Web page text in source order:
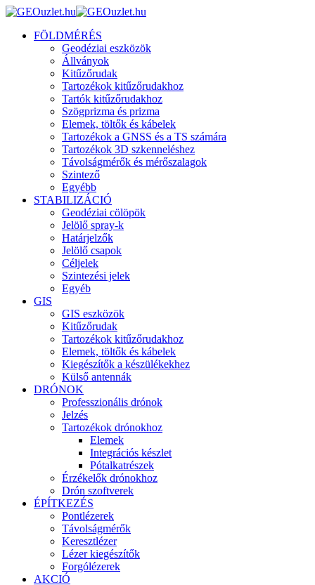
FÖLDMÉRÉS
Geodéziai eszközök
Állványok
Kitűzőrudak
Tartozékok kitűzőrudakhoz
Tartók kitűzőrudakhoz
Szögprizma és prizma
Elemek, töltők és kábelek
Tartozékok a GNSS és a TS számára
Tartozékok 3D szkenneléshez
Távolságmérők és mérőszalagok
Szintező
Egyébb
STABILIZÁCIÓ
Geodéziai cölöpök
Jelölő spray-k
Határjelzők
Jelölő csapok
Céljelek
Szintezési jelek
Egyéb
GIS
GIS eszközök
Kitűzőrudak
Tartozékok kitűzőrudakhoz
Elemek, töltők és kábelek
Kiegészítők a készülékekhez
Külső antennák
DRÓNOK
Professzionális drónok
Jelzés
Tartozékok drónokhoz
Elemek
Integrációs készlet
Pótalkatrészek
Érzékelők drónokhoz
Drón szoftverek
ÉPÍTKEZÉS
Pontlézerek
Távolságmérők
Keresztlézer
Lézer kiegészítők
Forgólézerek
AKCIÓ